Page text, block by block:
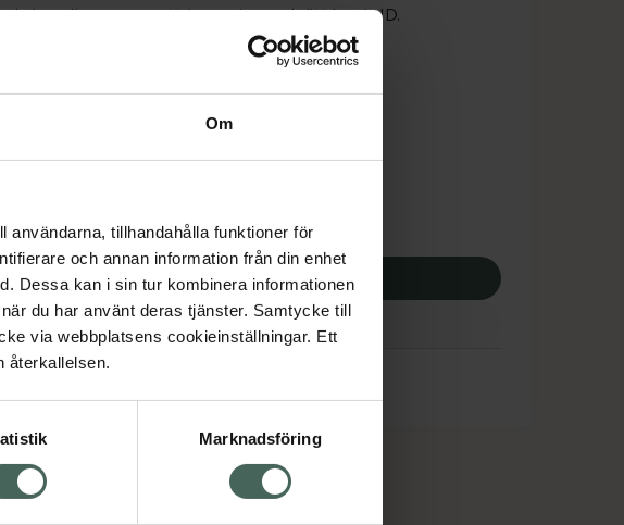
Om
användarna, tillhandahålla funktioner för
och annan information från din enhet
Dessa kan i sin tur kombinera informationen
du har använt deras tjänster. Samtycke till
via webbplatsens cookieinställningar. Ett
återkallelsen.
Marknadsföring
du handla genom att logga in med ditt bank-ID.
461,57 kr
I apotek:461,57 kr
Köp via ditt recept
Om recept och läkemedel